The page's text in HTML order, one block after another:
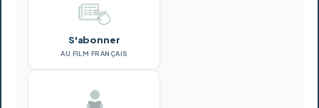
S'abonner
AU FILM FRANÇAIS